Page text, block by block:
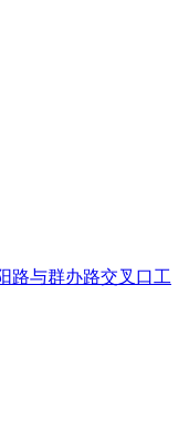
路与群办路交叉口工